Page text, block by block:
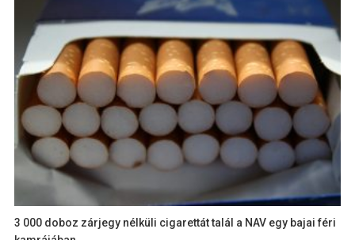
3 000 doboz zárjegy nélküli cigarettát talál a NAV egy bajai féri